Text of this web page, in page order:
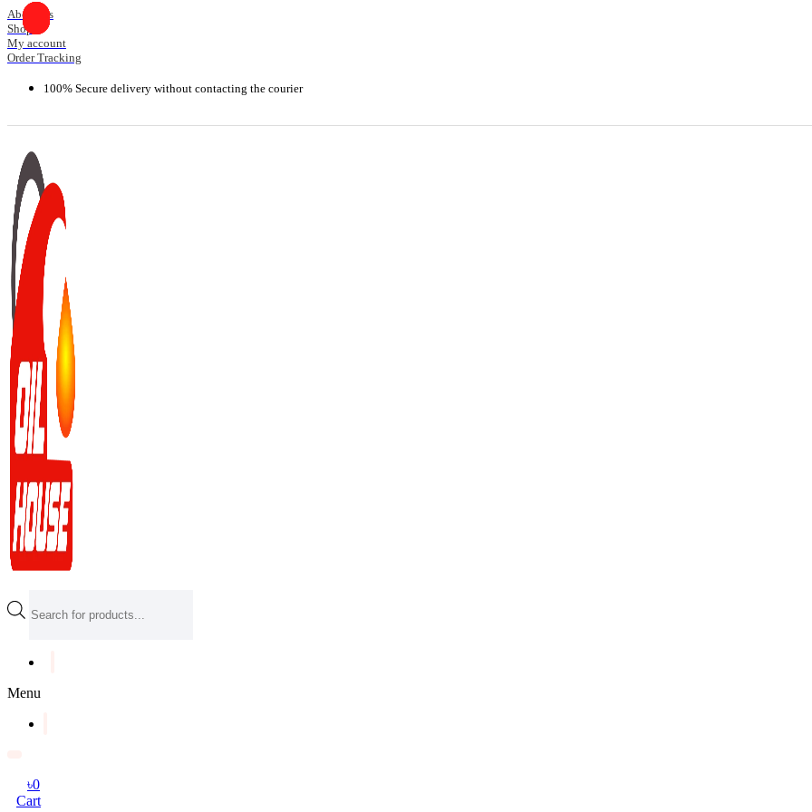
Skip
to
content
About Us
Shop
My account
Order Tracking
100% Secure delivery without contacting the courier
search
Menu
৳0
Cart